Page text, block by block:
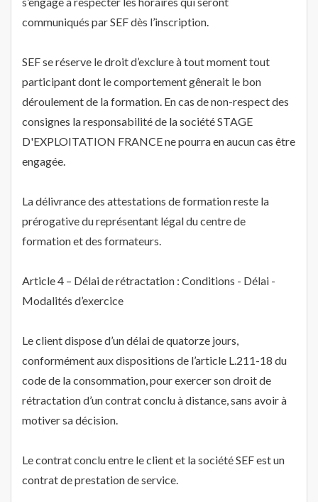
communiqués par SEF dès l’inscription.
SEF se réserve le droit d’exclure à tout moment tout
participant dont le comportement gênerait le bon
déroulement de la formation. En cas de non-respect des
consignes la responsabilité de la société STAGE
D'EXPLOITATION FRANCE ne pourra en aucun cas être
engagée.
La délivrance des attestations de formation reste la
prérogative du représentant légal du centre de
formation et des formateurs.
Article 4 – Délai de rétractation : Conditions - Délai -
Modalités d’exercice
Le client dispose d’un délai de quatorze jours,
conformément aux dispositions de l’article L.211-18 du
code de la consommation, pour exercer son droit de
rétractation d’un contrat conclu à distance, sans avoir à
motiver sa décision.
Le contrat conclu entre le client et la société SEF est un
contrat de prestation de service.